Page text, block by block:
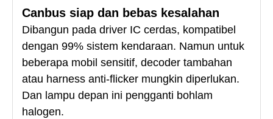
Canbus siap dan bebas kesalahan
Dibangun pada driver IC cerdas, kompatibel
dengan 99% sistem kendaraan. Namun untuk
beberapa mobil sensitif, decoder tambahan
atau harness anti-flicker mungkin diperlukan.
Dan lampu depan ini pengganti bohlam
halogen.